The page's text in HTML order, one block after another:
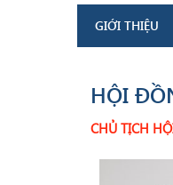
MAIN
NAVIGATION
VI
GIỚI THIỆU
HỘI
CHỦ TỊCH